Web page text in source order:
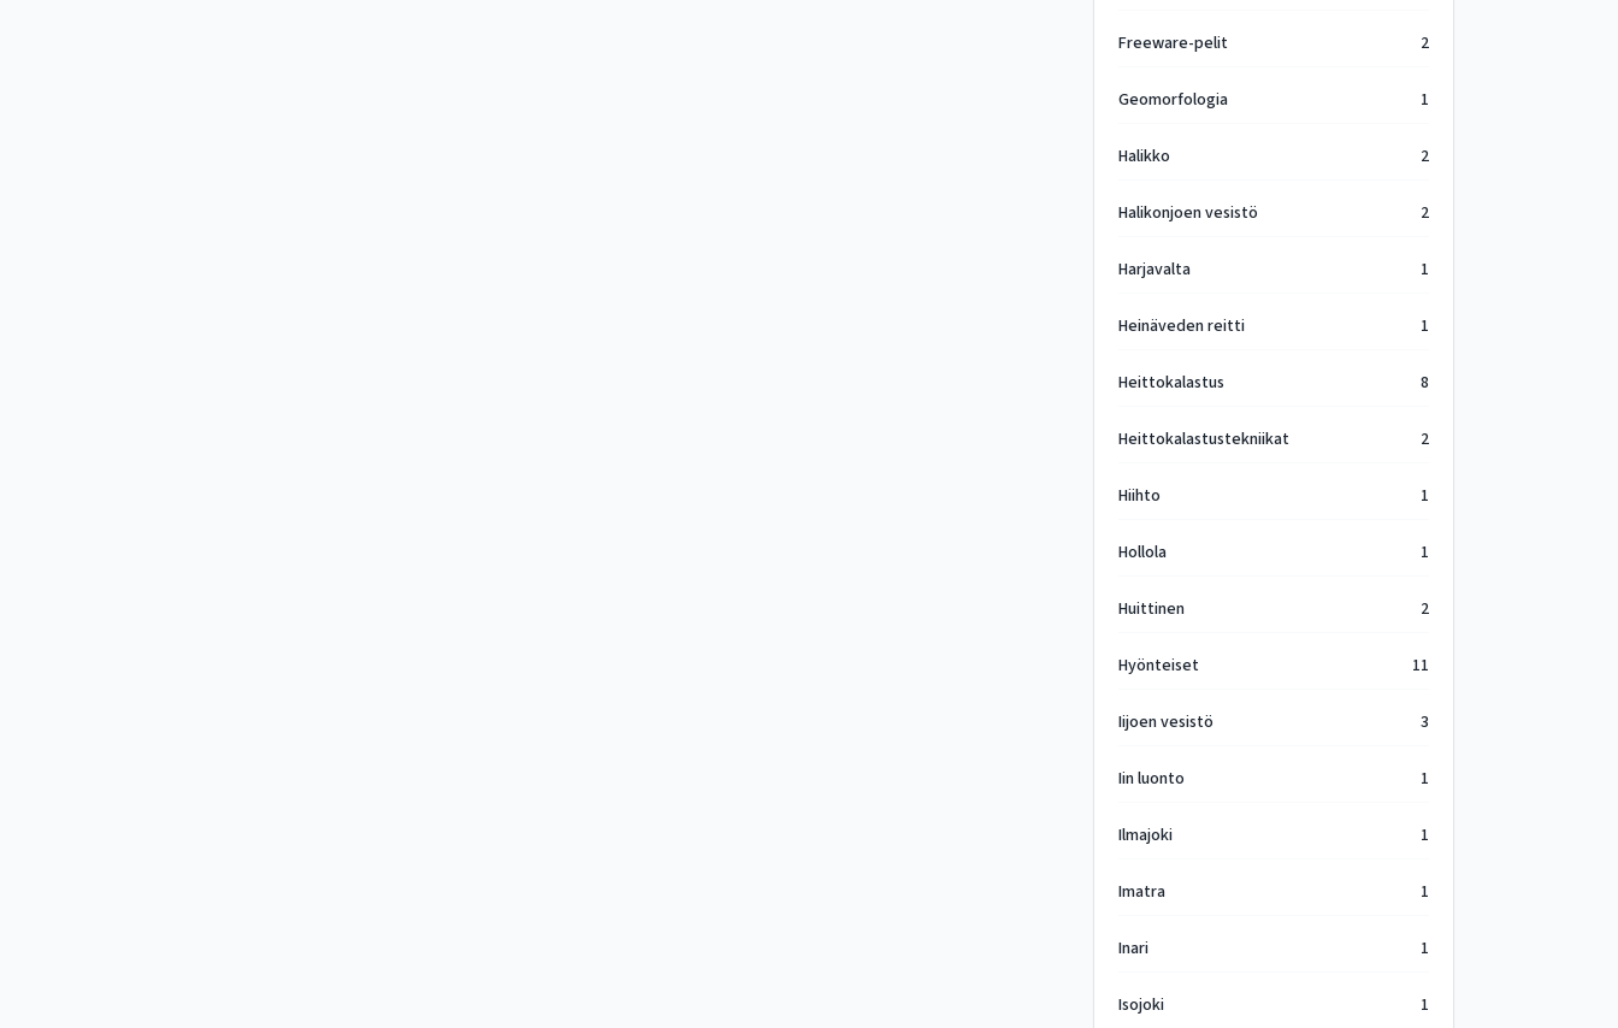
Freeware-pelit 2
Geomorfologia 1
Halikko 2
Halikonjoen vesistö 2
Harjavalta 1
Heinäveden reitti 1
Heittokalastus 8
Heittokalastustekniikat 2
Hiihto 1
Hollola 1
Huittinen 2
Hyönteiset 11
Iijoen vesistö 3
Iin luonto 1
Ilmajoki 1
Imatra 1
Inari 1
Isojoki 1